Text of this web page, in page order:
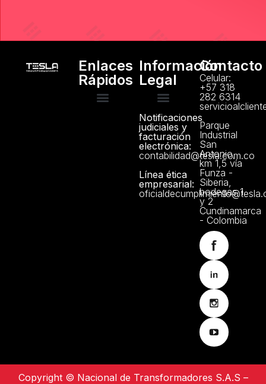
Enlaces
Rápidos
Información
Legal
Notificaciones
judiciales y
facturación
electrónica:
contabilidad@tesla.com.co
Línea ética
empresarial:
Contacto
Celular:
+57 318
282 6314
Parque
Industrial
San
Antonio,
km 1,5 vía
Funza -
Siberia,
bodegas 1
y 2
Cundinamarca
- Colombia
Copyright © Nacional de Transformadores S.A.S –